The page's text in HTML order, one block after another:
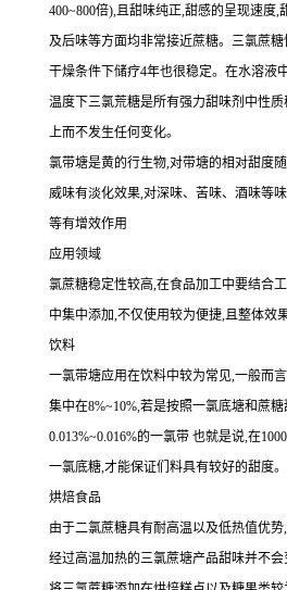
400~800倍),且甜味纯正,甜感的呈现速度,
及后味等方面均非常接近蔗糖。三氯蔗
干燥条件下储疗4年也很稳定。在水溶液
温度下三氯荒糖是所有强力甜味剂中性
上而不发生任何变化。
氯带塘是黄的行生物,对带塘的相对甜度
威味有淡化效果,对深味、苦味、酒味等
等有增效作用
应用领域
氯蔗糖稳定性较高,在食品加工中要结合
中集中添加,不仅使用较为便捷,且整体效
饮料
一氯带塘应用在饮料中较为常见,一般而
集中在8%~10%,若是按照一氯底塘和蔗
0.013%~0.016%的一氯带 也就是说,在
一氯底糖,才能保证们料具有较好的甜度。
烘焙食品
由于二氯蔗糖具有耐高温以及低热值优
经过高温加热的三氯蔗塘产品甜味并不